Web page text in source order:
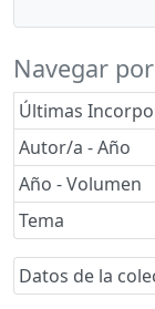
Navegar por
Últimas
Autor/a - Año
Año - Volumen
Tema
Datos de la